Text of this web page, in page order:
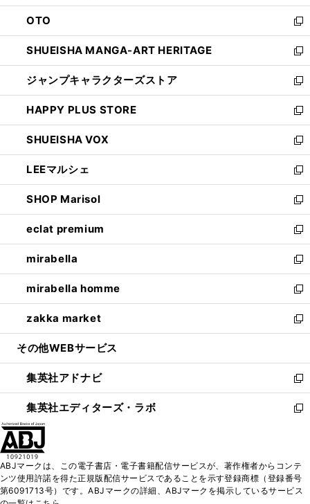
ウ
で
開
く
ン
ド
ウ
で
開
く
OTO
新
し
い
ウ
ィ
ン
ド
ウ
で
開
く
SHUEISHA MANGA-ART HERITAGE
新
し
い
ウ
ィ
ン
ド
ウ
で
開
く
ジャンプキャラクターズストア
新
し
い
ウ
ィ
ン
ド
ウ
で
開
く
HAPPY PLUS STORE
新
し
い
ウ
ィ
ン
ド
ウ
で
開
く
SHUEISHA VOX
新
し
い
ウ
ィ
ン
ド
ウ
で
開
く
LEEマルシェ
新
し
い
ウ
ィ
ン
ド
ウ
で
開
く
SHOP Marisol
新
し
い
ウ
ィ
ン
ド
ウ
で
開
eclat premium
新
し
い
ウ
ィ
ン
ド
ウ
開
く
mirabella
新
し
い
ウ
ィ
ン
ウ
で
開
く
mirabella homme
新
し
い
ウ
ン
ド
ウ
で
zakka market
新
し
ウ
ィ
ン
ド
く
その他WEBサービス
集英社アドナビ
新
し
い
ド
ウ
で
集英社エディターズ・ラボ
新
ィ
ン
ド
ABJマークは、この電子書店・電子書籍配信サービスが、著作権者からコンテ
ンツ使用許諾を得た正規版配信サービスであることを示す登録商標（登録番号
第6091713号）です。ABJマークの詳細、ABJマークを掲示しているサービス